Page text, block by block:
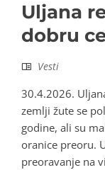
Uljana
dobru
Vesti
30.4.2026.
zemlji žute se
godine, ali su
oranice preoru.
preoravanje na